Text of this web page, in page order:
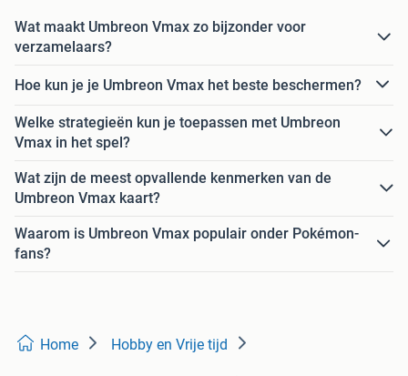
Wat maakt Umbreon Vmax zo bijzonder voor
verzamelaars?
Hoe kun je je Umbreon Vmax het beste beschermen?
Welke strategieën kun je toepassen met Umbreon
Vmax in het spel?
Wat zijn de meest opvallende kenmerken van de
Umbreon Vmax kaart?
Waarom is Umbreon Vmax populair onder Pokémon-
fans?
Home Hobby en Vrije tijd